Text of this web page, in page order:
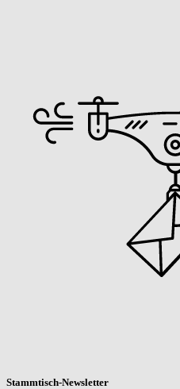
Stammtisch-Newsletter